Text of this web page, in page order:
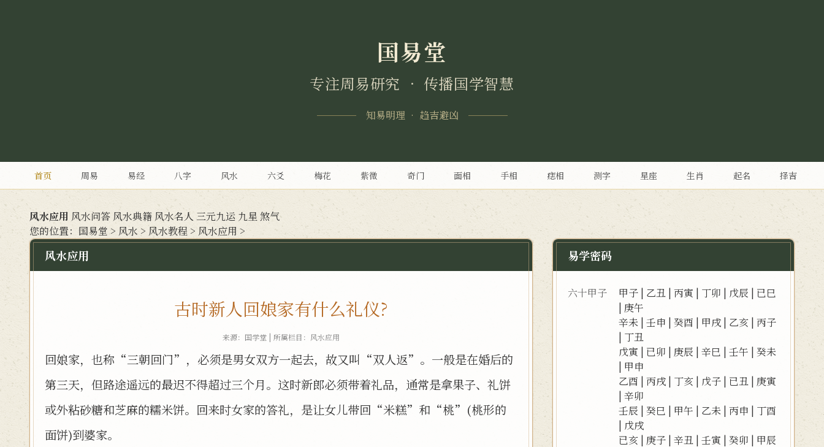
国易堂
专注周易研究 • 传播国学智慧
知易明理 • 趋吉避凶
首页 周易 易经 八字 风水 六爻 梅花 紫微 奇门 面相 手相 痣相 测字 星座 生肖 起名 择吉
风水应用 风水问答 风水典籍 风水名人 三元九运 九星 煞气
您的位置： 国易堂 > 风水 > 风水教程 > 风水应用 >
风水应用
古时新人回娘家有什么礼仪?
来源：国学堂 | 所属栏目： 风水应用
回娘家，也称“三朝回门”，必须是男女双方一起去，故又叫“双人返”。一般是在婚后的
第三天，但路途遥远的最迟不得超过三个月。这时新郎必须带着礼品，通常是拿果子、礼饼
或外粘砂糖和芝麻的糯米饼。回来时女家的答礼，是让女儿带回“米糕”和“桃”(桃形的
面饼)到婆家。
易学密码
六十甲子 甲子 | 乙丑 |丙寅 | 丁卯 | 戊辰 | 已巳
| 庚午
辛未 |壬申 |癸酉 | 甲戌 | 乙亥 |丙子
| 丁丑
戊寅 | 已卯 | 庚辰 |辛巳 |壬午 |癸未
| 甲申
乙酉 |丙戌 | 丁亥 | 戊子 | 已丑 | 庚寅
|辛卯
壬辰 |癸巳 | 甲午 | 乙未 |丙申 | 丁酉
| 戊戌
已亥 | 庚子 |辛丑 |壬寅 |癸卯 | 甲辰